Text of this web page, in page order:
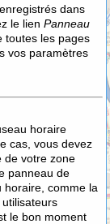
dans
le lien Panneau
toutes les pages
vos paramètres
horaire
cas, vous devez
de votre zone
panneau de
horaire, comme la
utilisateurs
le bon moment